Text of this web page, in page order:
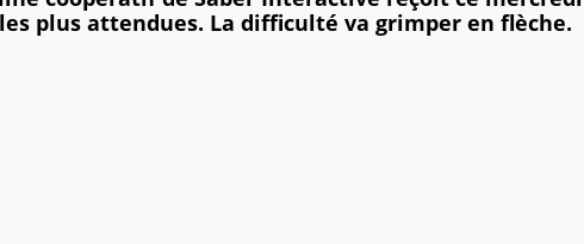
plus attendues. La difficulté va grimper en flèche.